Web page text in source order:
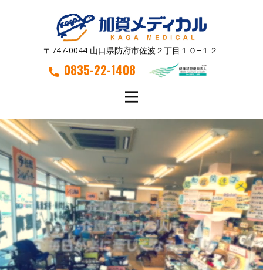
〒747-0044 山口県防府市佐波２丁目１０−１２
0835-22-1408